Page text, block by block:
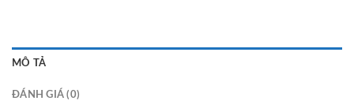
MÔ TẢ
ĐÁNH GIÁ (0)